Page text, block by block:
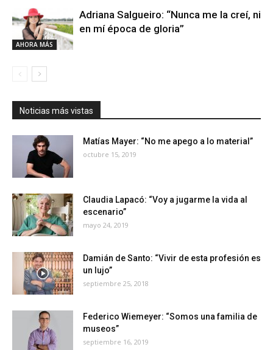
AHORA MÁS
Adriana Salgueiro: “Nunca me la creí, ni
en mí época de gloria”
Noticias más vistas
Matías Mayer: “No me apego a lo material”
octubre 15, 2019
Claudia Lapacó: “Voy a jugarme la vida al
escenario”
mayo 24, 2019
Damián de Santo: “Vivir de esta profesión es
un lujo”
septiembre 25, 2018
Federico Wiemeyer: “Somos una familia de
museos”
septiembre 16, 2019